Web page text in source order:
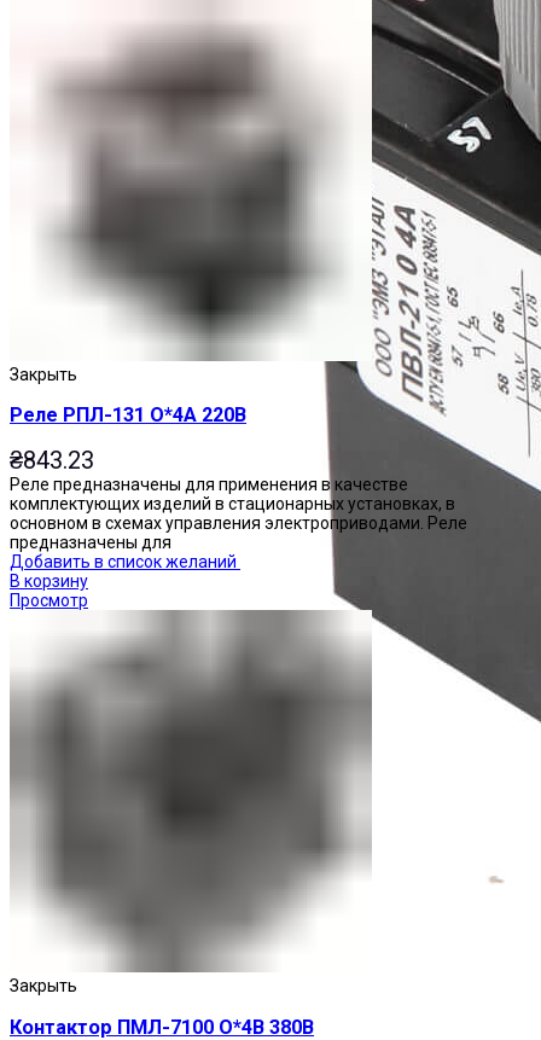
Закрыть
Реле РПЛ-131 О*4А 220В
₴843.23
Реле предназначены для применения в качестве
комплектующих изделий в стационарных установках, в
основном в схемах управления электроприводами. Реле
предназначены для
Добавить в список желаний
В корзину
Просмотр
Закрыть
Контактор ПМЛ-7100 О*4В 380В